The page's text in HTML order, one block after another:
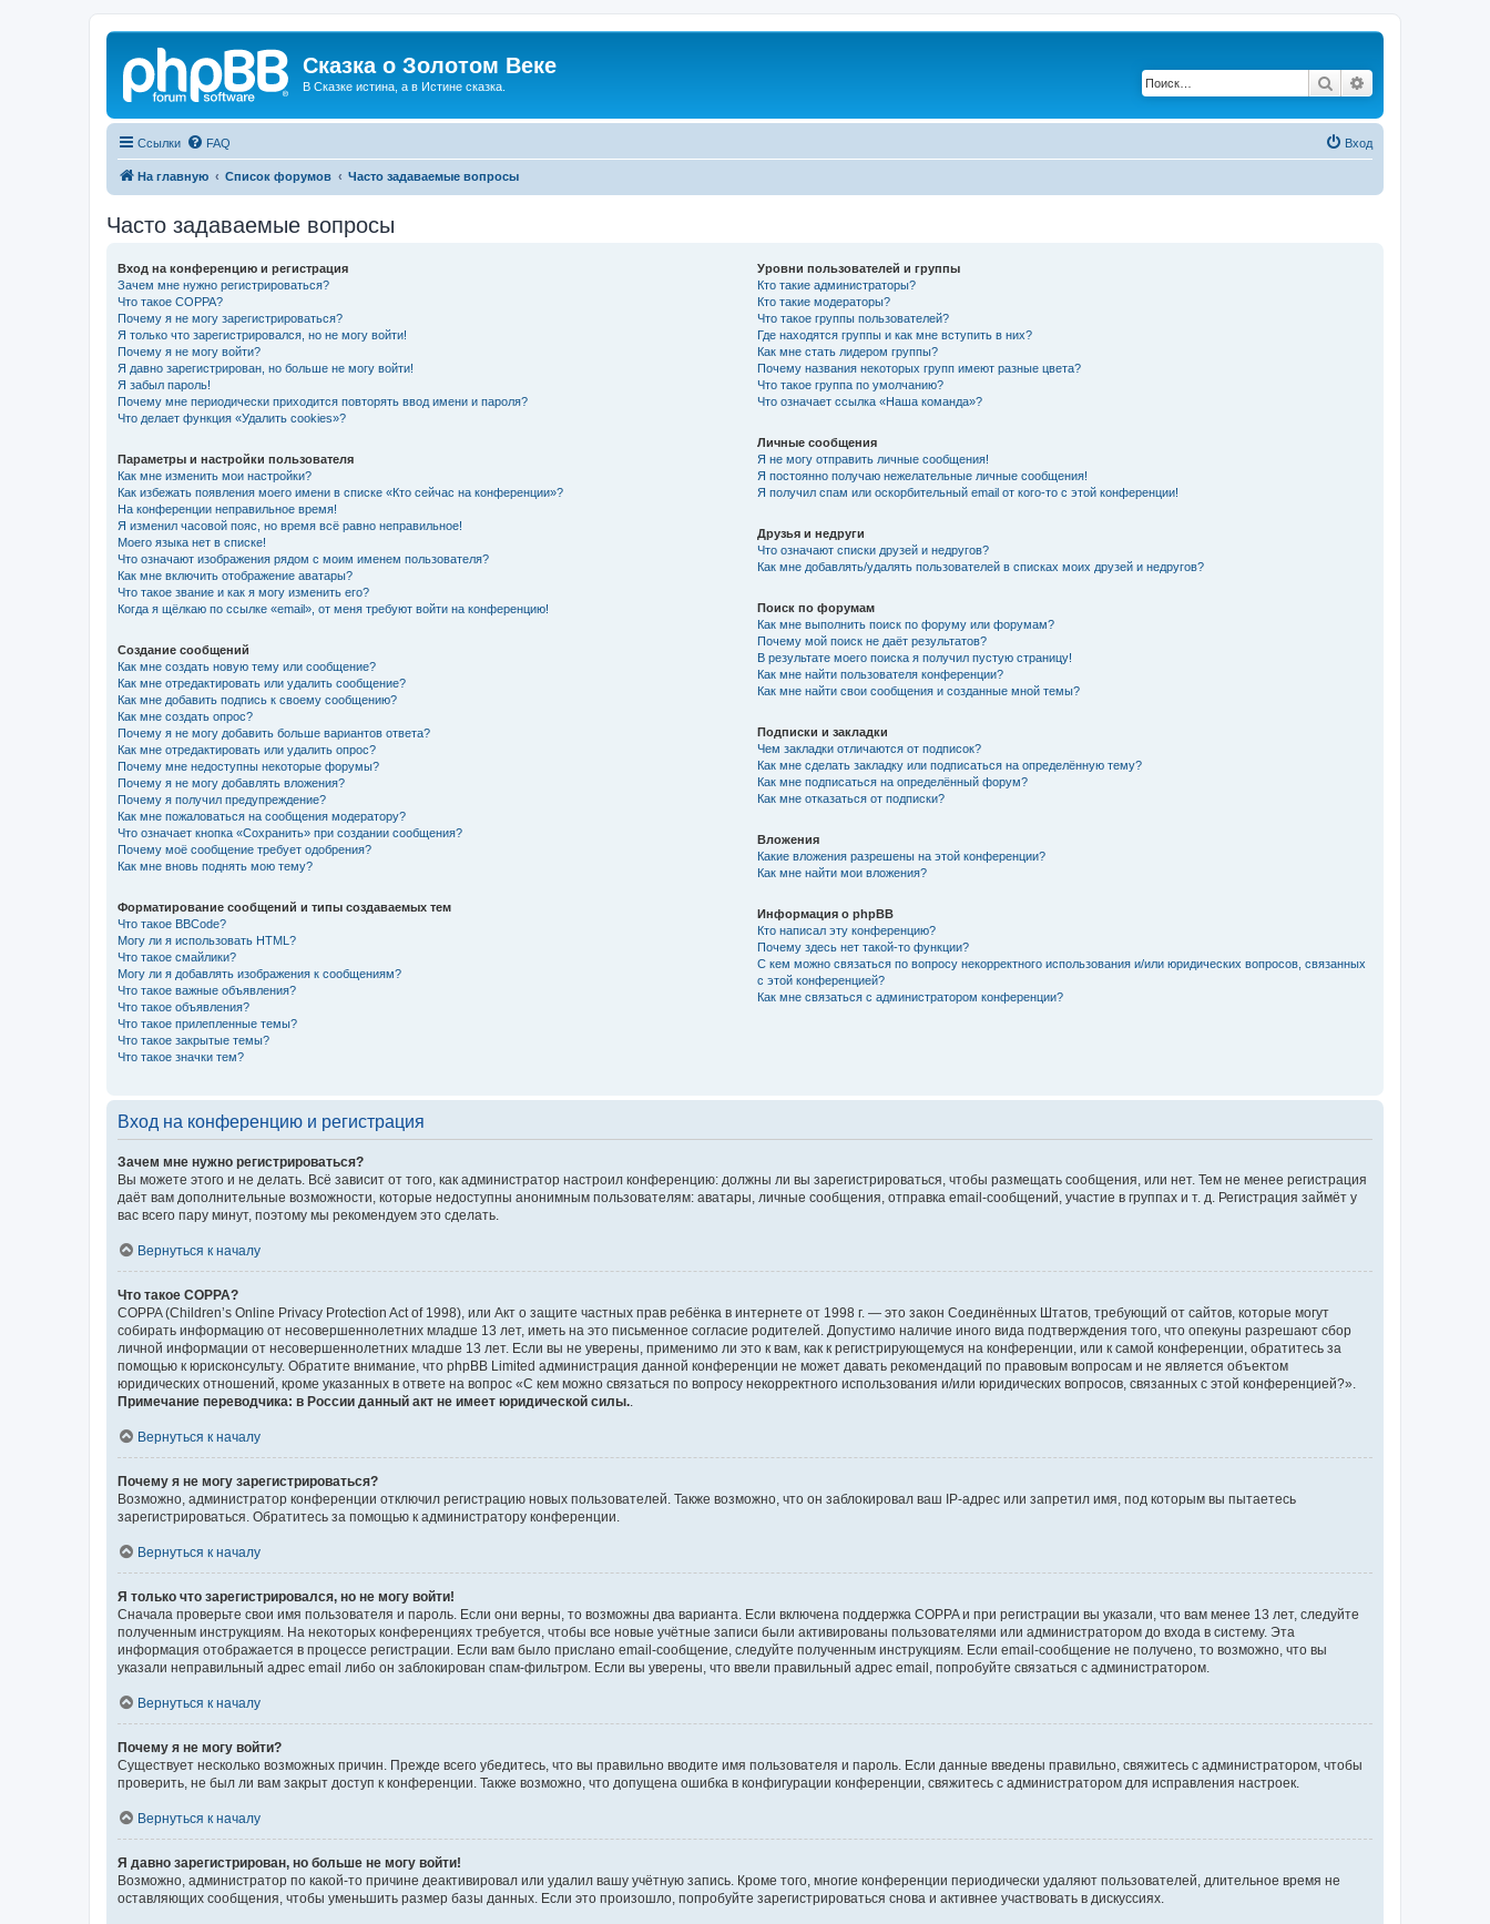
Сказка о Золотом Веке
В Сказке истина, а в Истине сказка. Поиск
Ссылки FAQ Вход
На главную Список форумов Часто задаваемые вопросы
Часто задаваемые вопросы
Вход на конференцию и регистрация
Зачем мне нужно регистрироваться?
Что такое COPPA?
Почему я не могу зарегистрироваться?
Я только что зарегистрировался, но не могу войти!
Почему я не могу войти?
Я давно зарегистрирован, но больше не могу войти!
Я забыл пароль!
Почему мне периодически приходится повторять ввод имени и пароля?
Что делает функция «Удалить cookies»?
Параметры и настройки пользователя
Как мне изменить мои настройки?
Как избежать появления моего имени в списке «Кто сейчас на конференции»?
На конференции неправильное время!
Я изменил часовой пояс, но время всё равно неправильное!
Моего языка нет в списке!
Что означают изображения рядом с моим именем пользователя?
Как мне включить отображение аватары?
Что такое звание и как я могу изменить его?
Когда я щёлкаю по ссылке «email», от меня требуют войти на конференцию!
Создание сообщений
Как мне создать новую тему или сообщение?
Как мне отредактировать или удалить сообщение?
Как мне добавить подпись к своему сообщению?
Как мне создать опрос?
Почему я не могу добавить больше вариантов ответа?
Как мне отредактировать или удалить опрос?
Почему мне недоступны некоторые форумы?
Почему я не могу добавлять вложения?
Почему я получил предупреждение?
Как мне пожаловаться на сообщения модератору?
Что означает кнопка «Сохранить» при создании сообщения?
Почему моё сообщение требует одобрения?
Как мне вновь поднять мою тему?
Форматирование сообщений и типы создаваемых тем
Что такое BBCode?
Могу ли я использовать HTML?
Что такое смайлики?
Могу ли я добавлять изображения к сообщениям?
Что такое важные объявления?
Что такое объявления?
Что такое прилепленные темы?
Что такое закрытые темы?
Что такое значки тем?
Уровни пользователей и группы
Кто такие администраторы?
Кто такие модераторы?
Что такое группы пользователей?
Где находятся группы и как мне вступить в них?
Как мне стать лидером группы?
Почему названия некоторых групп имеют разные цвета?
Что такое группа по умолчанию?
Что означает ссылка «Наша команда»?
Личные сообщения
Я не могу отправить личные сообщения!
Я постоянно получаю нежелательные личные сообщения!
Я получил спам или оскорбительный email от кого-то с этой конференции!
Друзья и недруги
Что означают списки друзей и недругов?
Как мне добавлять/удалять пользователей в списках моих друзей и недругов?
Поиск по форумам
Как мне выполнить поиск по форуму или форумам?
Почему мой поиск не даёт результатов?
В результате моего поиска я получил пустую страницу!
Как мне найти пользователя конференции?
Как мне найти свои сообщения и созданные мной темы?
Подписки и закладки
Чем закладки отличаются от подписок?
Как мне сделать закладку или подписаться на определённую тему?
Как мне подписаться на определённый форум?
Как мне отказаться от подписки?
Вложения
Какие вложения разрешены на этой конференции?
Как мне найти мои вложения?
Информация о phpBB
Кто написал эту конференцию?
Почему здесь нет такой-то функции?
С кем можно связаться по вопросу некорректного использования и/или юридических вопросов, связанных
с этой конференцией?
Как мне связаться с администратором конференции?
Вход на конференцию и регистрация
Зачем мне нужно регистрироваться?
Вы можете этого и не делать. Всё зависит от того, как администратор настроил конференцию: должны ли вы зарегистрироваться, чтобы размещать сообщения, или нет. Тем не менее регистрация
даёт вам дополнительные возможности, которые недоступны анонимным пользователям: аватары, личные сообщения, отправка email-сообщений, участие в группах и т. д. Регистрация займёт у
вас всего пару минут, поэтому мы рекомендуем это сделать.
Вернуться к началу
Что такое COPPA?
COPPA (Children’s Online Privacy Protection Act of 1998), или Акт о защите частных прав ребёнка в интернете от 1998 г. — это закон Соединённых Штатов, требующий от сайтов, которые могут
собирать информацию от несовершеннолетних младше 13 лет, иметь на это письменное согласие родителей. Допустимо наличие иного вида подтверждения того, что опекуны разрешают сбор
личной информации от несовершеннолетних младше 13 лет. Если вы не уверены, применимо ли это к вам, как к регистрирующемуся на конференции, или к самой конференции, обратитесь за
помощью к юрисконсульту. Обратите внимание, что phpBB Limited администрация данной конференции не может давать рекомендаций по правовым вопросам и не является объектом
юридических отношений, кроме указанных в ответе на вопрос «С кем можно связаться по вопросу некорректного использования и/или юридических вопросов, связанных с этой конференцией?».
Примечание переводчика: в России данный акт не имеет юридической силы.
Вернуться к началу
Почему я не могу зарегистрироваться?
Возможно, администратор конференции отключил регистрацию новых пользователей. Также возможно, что он заблокировал ваш IP-адрес или запретил имя, под которым вы пытаетесь
зарегистрироваться. Обратитесь за помощью к администратору конференции.
Вернуться к началу
Я только что зарегистрировался, но не могу войти!
Сначала проверьте свои имя пользователя и пароль. Если они верны, то возможны два варианта. Если включена поддержка COPPA и при регистрации вы указали, что вам менее 13 лет, следуйте
полученным инструкциям. На некоторых конференциях требуется, чтобы все новые учётные записи были активированы пользователями или администратором до входа в систему. Эта
информация отображается в процессе регистрации. Если вам было прислано email-сообщение, следуйте полученным инструкциям. Если email-сообщение не получено, то возможно, что вы
указали неправильный адрес email либо он заблокирован спам-фильтром. Если вы уверены, что ввели правильный адрес email, попробуйте связаться с администратором.
Вернуться к началу
Почему я не могу войти?
Существует несколько возможных причин. Прежде всего убедитесь, что вы правильно вводите имя пользователя и пароль. Если данные введены правильно, свяжитесь с администратором, чтобы
проверить, не был ли вам закрыт доступ к конференции. Также возможно, что допущена ошибка в конфигурации конференции, свяжитесь с администратором для исправления настроек.
Вернуться к началу
Я давно зарегистрирован, но больше не могу войти!
Возможно, администратор по какой-то причине деактивировал или удалил вашу учётную запись. Кроме того, многие конференции периодически удаляют пользователей, длительное время не
оставляющих сообщения, чтобы уменьшить размер базы данных. Если это произошло, попробуйте зарегистрироваться снова и активнее участвовать в дискуссиях.